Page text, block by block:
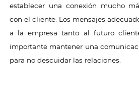
establecer una conexión mucho
con el cliente. Los mensajes
a la empresa tanto al futuro
importante mantener una
para no descuidar las relaciones.